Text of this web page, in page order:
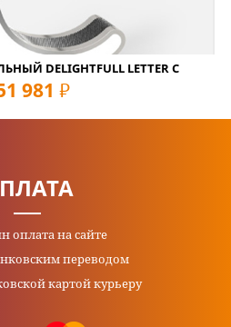
DELIGHTFULL LETTER C
981 руб
оплата на сайте
переводом
картой курьеру